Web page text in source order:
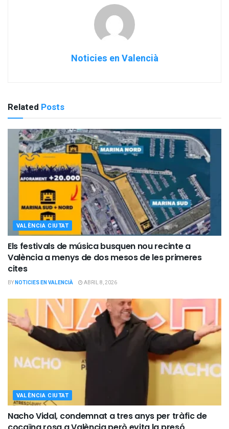
Noticies en Valencià
Related Posts
VALÈNCIA CIUTAT
Els festivals de música busquen nou recinte a
València a menys de dos mesos de les primeres
cites
BYNOTICIES EN VALENCIÀ ABRIL 8, 2026
VALÈNCIA CIUTAT
Nacho Vidal, condemnat a tres anys per tràfic de